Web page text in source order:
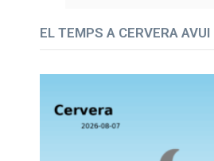
EL TEMPS A CERVERA AVUI